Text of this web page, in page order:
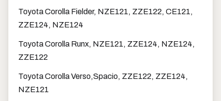
Toyota Corolla Fielder, NZE121, ZZE122, CE121,
ZZE124, NZE124
Toyota Corolla Runx, NZE121, ZZE124, NZE124,
ZZE122
Toyota Corolla Verso,Spacio, ZZE122, ZZE124,
NZE121